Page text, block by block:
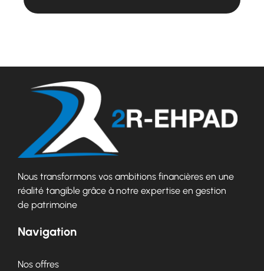
Nous transformons vos ambitions financières en une
réalité tangible grâce à notre expertise en gestion
de patrimoine
Navigation
Nos offres